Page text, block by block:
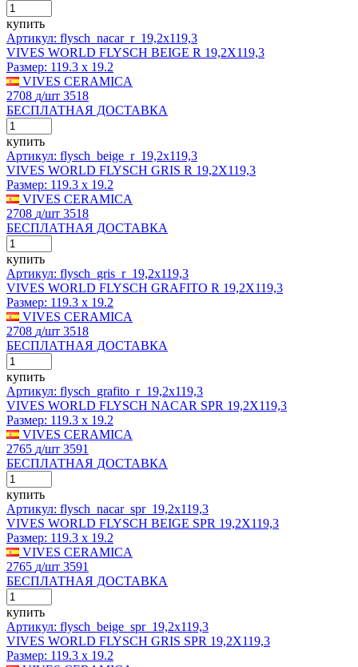
купить
Артикул: flysch_nacar_r_19,2x119,3
VIVES WORLD FLYSCH BEIGE R 19,2X119,3
Размер: 119.3 x 19.2
VIVES CERAMICA
2708 д/шт 3518
БЕСПЛАТНАЯ ДОСТАВКА
купить
Артикул: flysch_beige_r_19,2x119,3
VIVES WORLD FLYSCH GRIS R 19,2X119,3
Размер: 119.3 x 19.2
VIVES CERAMICA
2708 д/шт 3518
БЕСПЛАТНАЯ ДОСТАВКА
купить
Артикул: flysch_gris_r_19,2x119,3
VIVES WORLD FLYSCH GRAFITO R 19,2X119,3
Размер: 119.3 x 19.2
VIVES CERAMICA
2708 д/шт 3518
БЕСПЛАТНАЯ ДОСТАВКА
купить
Артикул: flysch_grafito_r_19,2x119,3
VIVES WORLD FLYSCH NACAR SPR 19,2X119,3
Размер: 119.3 x 19.2
VIVES CERAMICA
2765 д/шт 3591
БЕСПЛАТНАЯ ДОСТАВКА
купить
Артикул: flysch_nacar_spr_19,2x119,3
VIVES WORLD FLYSCH BEIGE SPR 19,2X119,3
Размер: 119.3 x 19.2
VIVES CERAMICA
2765 д/шт 3591
БЕСПЛАТНАЯ ДОСТАВКА
купить
Артикул: flysch_beige_spr_19,2x119,3
VIVES WORLD FLYSCH GRIS SPR 19,2X119,3
Размер: 119.3 x 19.2